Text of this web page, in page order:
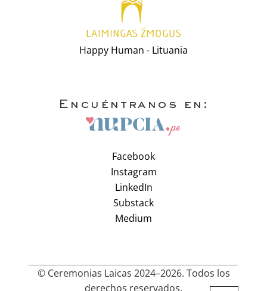
Happy Human - Lituania
Encuéntranos en:
Facebook
Instagram
LinkedIn
Substack
Medium
© Ceremonias Laicas 2024–2026. Todos los
derechos reservados.